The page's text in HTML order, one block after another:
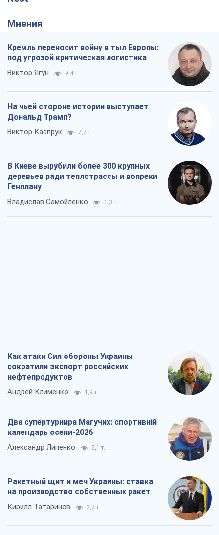
Мнения
Кремль переносит войну в тыл Европы:
под угрозой критическая логистика
Виктор Ягун 9,4 т.
На чьей стороне истории выступает
Дональд Трамп?
Виктор Каспрук 7,7 т.
В Киеве вырубили более 300 крупных
деревьев ради теплотрассы и вопреки
Генплану
Владислав Самойленко 1,3 т.
Как атаки Сил обороны Украины
сократили экспорт российских
нефтепродуктов
Андрей Клименко 1,9 т.
Два супертурнира Магучих: спортивній
календарь осени-2026
Александр Липенко 5,1 т.
Ракетный щит и меч Украины: ставка
на производство собственных ракет
Кирилл Татаринов 2,7 т.